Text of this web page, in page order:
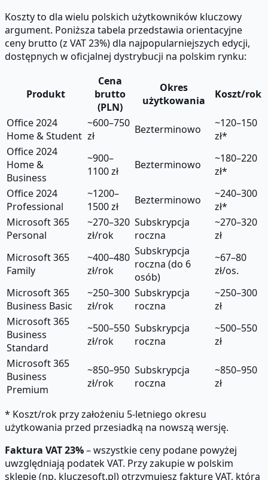
Koszty to dla wielu polskich użytkowników kluczowy
argument. Poniższa tabela przedstawia orientacyjne
ceny brutto (z VAT 23%) dla najpopularniejszych edycji,
dostępnych w oficjalnej dystrybucji na polskim rynku:
Produkt
Cena
brutto
(PLN)
Okres
użytkowania
Koszt/rok
Office 2024
Home & Student
~600–750
zł
Bezterminowo
~120–150
zł*
Office 2024
Home &
Business
~900–
1100 zł
Bezterminowo
~180–220
zł*
Office 2024
Professional
~1200–
1500 zł
Bezterminowo
~240–300
zł*
Microsoft 365
Personal
~270–320
zł/rok
Subskrypcja
roczna
~270–320
zł
Microsoft 365
Family
~400–480
zł/rok
Subskrypcja
roczna (do 6
osób)
~67–80
zł/os.
Microsoft 365
Business Basic
~250–300
zł/rok
Subskrypcja
roczna
~250–300
zł
Microsoft 365
Business
Standard
~500–550
zł/rok
Subskrypcja
roczna
~500–550
zł
Microsoft 365
Business
Premium
~850–950
zł/rok
Subskrypcja
roczna
~850–950
zł
* Koszt/rok przy założeniu 5-letniego okresu
użytkowania przed przesiadką na nowszą wersję.
Faktura VAT 23%– wszystkie ceny podane powyżej
uwzględniają podatek VAT. Przy zakupie w polskim
sklepie (np. kluczesoft.pl) otrzymujesz fakturę VAT, którą